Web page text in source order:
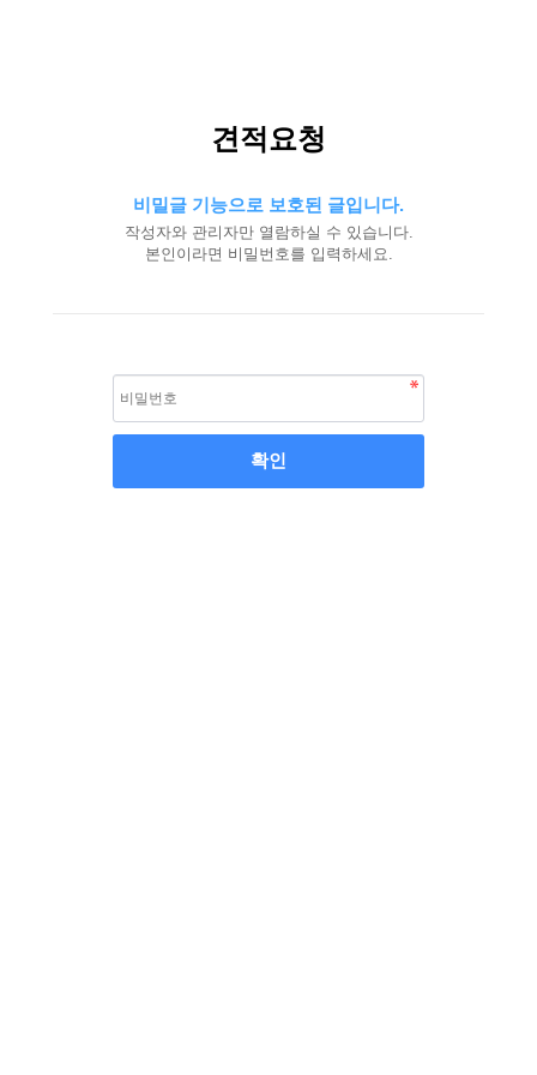
견적요청
비밀글 기능으로 보호된 글입니다.
작성자와 관리자만 열람하실 수 있습니다.
본인이라면 비밀번호를 입력하세요.